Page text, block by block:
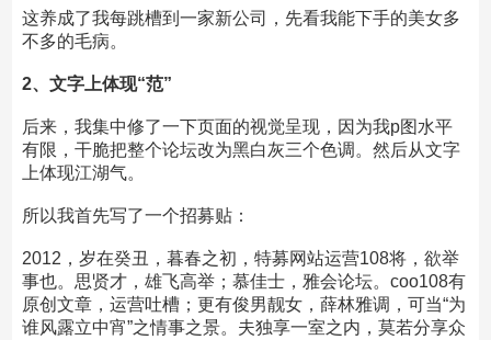
这养成了我每跳槽到一家新公司，先看我能下手的美女多
不多的毛病。
2、文字上体现“范”
后来，我集中修了一下页面的视觉呈现，因为我p图水平
有限，干脆把整个论坛改为黑白灰三个色调。然后从文字
上体现江湖气。
所以我首先写了一个招募贴：
2012，岁在癸丑，暮春之初，特募网站运营108将，欲举
事也。思贤才，雄飞高举；慕佳士，雅会论坛。coo108有
原创文章，运营吐槽；更有俊男靓女，薛林雅调，可当“为
谁风露立中宵”之情事之景。夫独享一室之内，莫若分享众